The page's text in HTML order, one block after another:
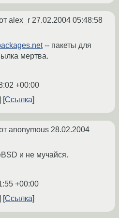
alex_r 27.02.2004 05:48:58
-- пакеты для
мертва.
+00:00
Ссылка
anonymous 28.02.2004
и не мучайся.
+00:00
Ссылка